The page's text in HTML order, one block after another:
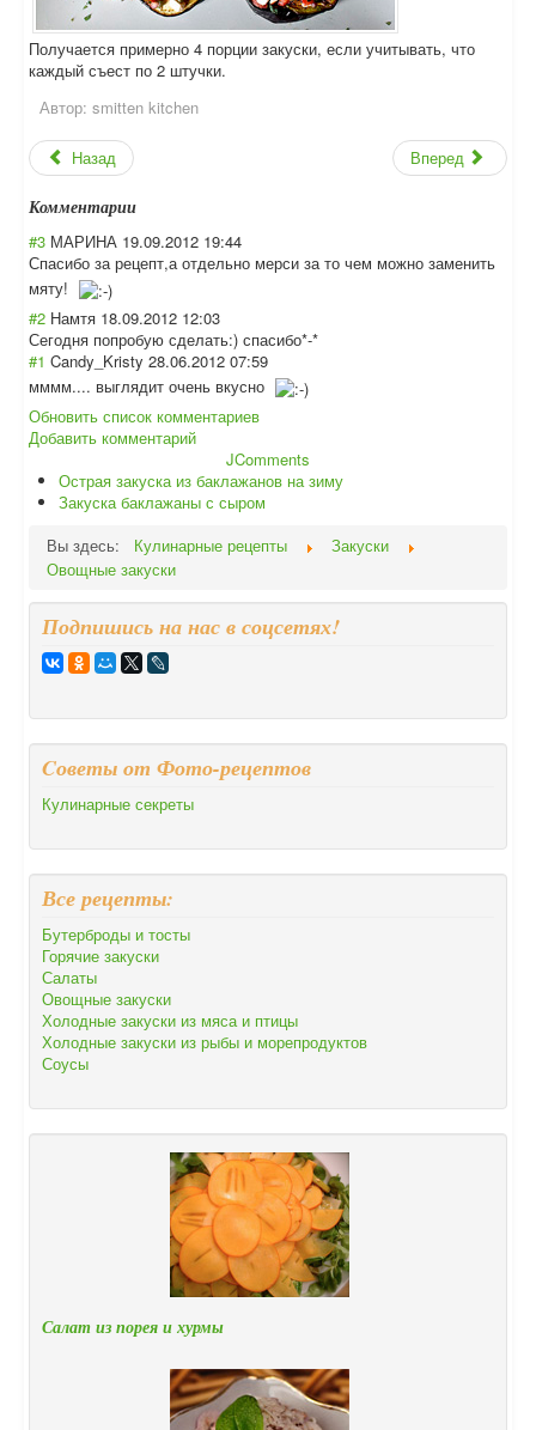
Получается примерно 4 порции закуски, если учитывать, что
каждый съест по 2 штучки.
Автор: smitten kitchen
Назад Вперед
Комментарии
#3 МАРИНА 19.09.2012 19:44
Спасибо за рецепт,а отдельно мерси за то чем можно заменить
мяту!
#2 Намтя 18.09.2012 12:03
Сегодня попробую сделать:) спасибо*-*
#1 Candy_Kristy 28.06.2012 07:59
мммм.... выглядит очень вкусно
Обновить список комментариев
Добавить комментарий
JComments
Острая закуска из баклажанов на зиму
Закуска баклажаны с сыром
Вы здесь:
Кулинарные рецепты
Закуски
Овощные закуски
Подпишись на нас в соцсетях!
Cоветы от Фото-рецептов
Кулинарные секреты
Все рецепты:
Бутерброды и тосты
Горячие закуски
Салаты
Овощные закуски
Холодные закуски из мяса и птицы
Холодные закуски из рыбы и морепродуктов
Соусы
Салат из порея и хурмы